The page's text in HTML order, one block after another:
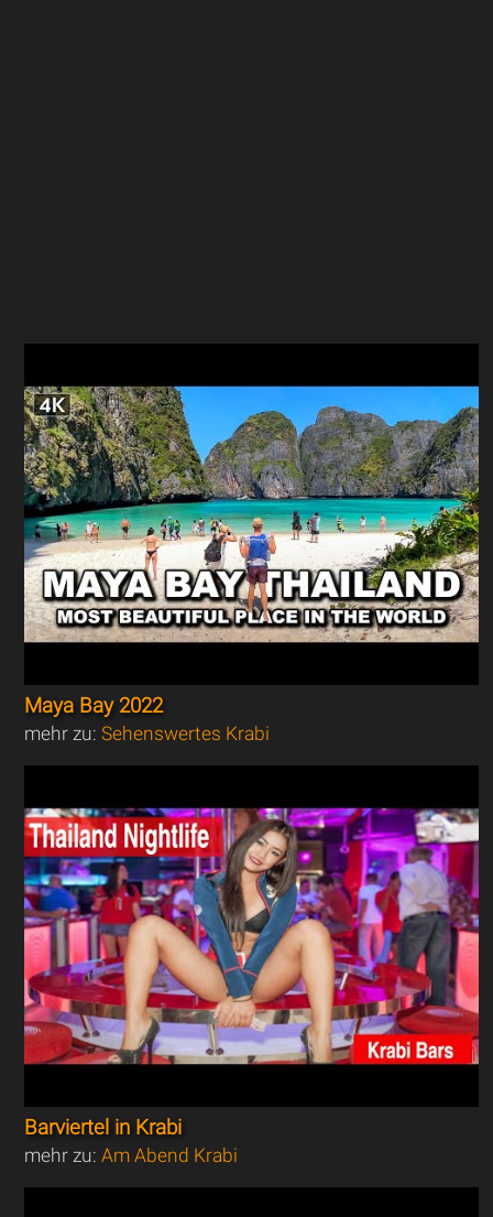
Maya Bay 2022
mehr zu:Sehenswertes Krabi
Barviertel in Krabi
mehr zu:Am Abend Krabi